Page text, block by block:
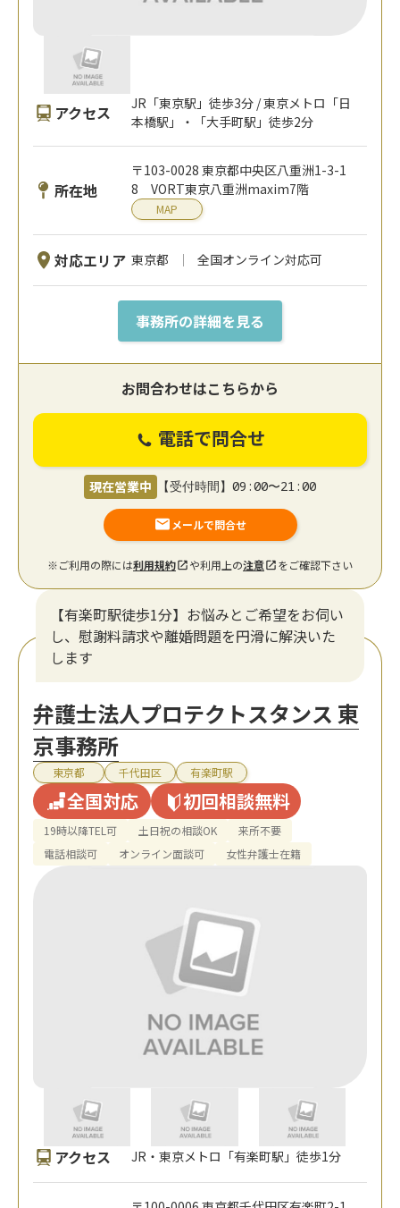
アクセス
JR「東京駅」徒歩3分 / 東京メトロ「日
本橋駅」・「大手町駅」徒歩2分
所在地
〒103-0028 東京都中央区八重洲1-3-1
8 VORT東京八重洲maxim7階
MAP
対応エリア 東京都 全国オンライン対応可
事務所の詳細を見る
お問合わせはこちらから
電話で問合せ
現在営業中 【受付時間】09:00〜21:00
メールで問合せ
※ご利用の際には利用規約 や利用上の注意 をご確認下さい
【有楽町駅徒歩1分】お悩みとご希望をお伺い
し、慰謝料請求や離婚問題を円滑に解決いた
します
弁護士法人プロテクトスタンス 東
京事務所
東京都 千代田区 有楽町駅
全国対応 初回相談無料
19時以降TEL可 土日祝の相談OK
来所不要
電話相談可
オンライン面談可 女性弁護士在籍
アクセス JR・東京メトロ「有楽町駅」徒歩1分